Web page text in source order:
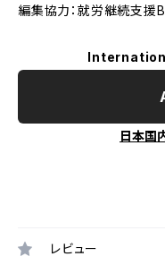
編集協⼒：就労継続⽀援B
日本国
レビュー